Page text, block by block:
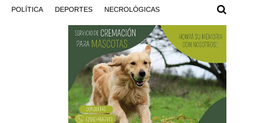
POLÍTICA DEPORTES NECROLÓGICAS